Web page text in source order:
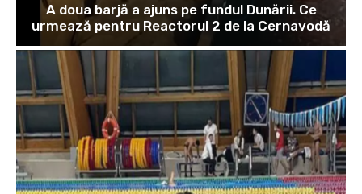
A doua barjă a ajuns pe fundul Dunării. Ce
urmează pentru Reactorul 2 de la Cernavodă